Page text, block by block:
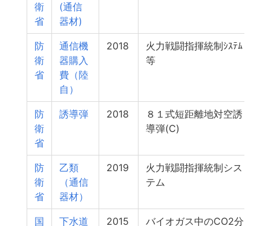
衛
省
(通信
器材)
防
衛
省
通信機
器購入
費（陸
自）
2018
火力戦闘指揮統制ｼｽﾃﾑ
等
防
衛
省
誘導弾 2018
８１式短距離地対空誘
導弾(C)
防
衛
省
乙類
（通信
器材）
2019
火力戦闘指揮統制シス
テム
国 下水道 2015 バイオガス中のCO2分